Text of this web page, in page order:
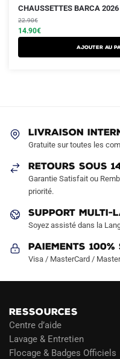
CHAUSSETTES BARCA
22.90€
Le
prix
initial
était :
14.90€
Le
prix
actuel
est :
Ajouter au
LIVRAISON
Gratuite sur toutes les
RETOURS SOUS
Garantie Satisfait ou
priorité.
SUPPORT MULTI-
Soyez assisté dans la
Paiements
Visa / MasterCard /
RESSOURCES
Centre d’aide
Lavage & Entretien
Flocage & Badges Officiels